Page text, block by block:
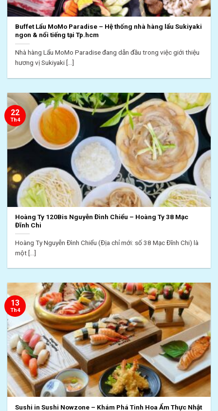
Buffet Lẩu MoMo Paradise – Hệ thống nhà hàng lẩu Sukiyaki
ngon & nổi tiếng tại Tp.hcm
Nhà hàng Lẩu MoMo Paradise đang dẫn đầu trong việc giới thiệu
hương vị Sukiyaki [...]
Hoàng Ty 120Bis Nguyễn Đình Chiểu – Hoàng Ty 38 Mạc
Đĩnh Chi
Hoàng Ty Nguyễn Đình Chiểu (Địa chỉ mới: số 38 Mạc Đĩnh Chi) là
một [...]
22
Th4
Sushi in Sushi Nowzone – Khám Phá Tinh Hoa Ẩm Thực Nhật
13
Th4